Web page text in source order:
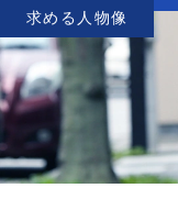
求める人物像